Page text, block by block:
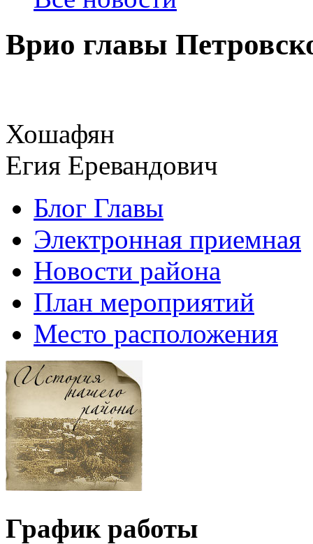
Врио главы
Хошафян
Егия Еревандович
Блог Главы
Электронная приемная
Новости района
План мероприятий
Место расположения
График работы